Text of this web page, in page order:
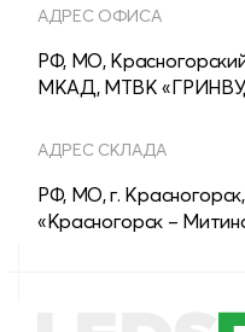
АДРЕС ОФИСА
РФ, МО,
МКАД, МТВК
АДРЕС СКЛАДА
РФ, МО, г.
«Красногорск –